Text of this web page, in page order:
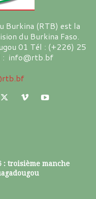
Burkina (RTB) est la
du Burkina Faso.
01 Tél : (+226) 25
: info@rtb.bf
: troisième manche